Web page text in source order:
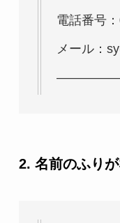
電話番号
メール：
2. 名前のふり